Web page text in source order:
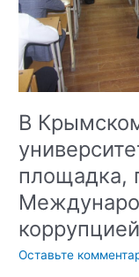
История
современность»
В
площадка,
коррупцией
Оставьте